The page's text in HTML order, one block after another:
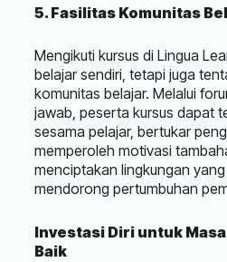
5. Fasilitas Komunitas
Mengikuti kursus di Lingua
belajar sendiri, tetapi juga
komunitas belajar. Melalui
jawab, peserta kursus dapat
sesama pelajar, bertukar
memperoleh motivasi
menciptakan lingkungan
mendorong pertumbuhan
Investasi Diri untuk
Baik